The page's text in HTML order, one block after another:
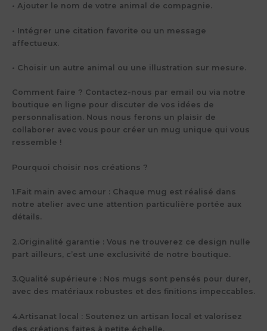
• Ajouter le nom de votre animal de compagnie.
• Intégrer une citation favorite ou un message
affectueux.
• Choisir un autre animal ou une illustration sur mesure.
Comment faire ? Contactez-nous par email ou via notre
boutique en ligne pour discuter de vos idées de
personnalisation. Nous nous ferons un plaisir de
collaborer avec vous pour créer un mug unique qui vous
ressemble !
Pourquoi choisir nos créations ?
1.Fait main avec amour : Chaque mug est réalisé dans
notre atelier avec une attention particulière portée aux
détails.
2.Originalité garantie : Vous ne trouverez ce design nulle
part ailleurs, c’est une exclusivité de notre boutique.
3.Qualité supérieure : Nos mugs sont pensés pour durer,
avec des matériaux robustes et des finitions impeccables.
4.Artisanat local : Soutenez un artisan local et valorisez
des créations faites à petite échelle.